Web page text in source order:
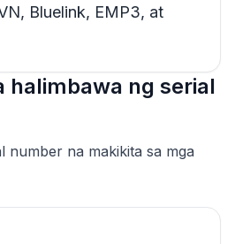
Bluelink, EMP3, at
halimbawa ng serial
number na makikita sa mga